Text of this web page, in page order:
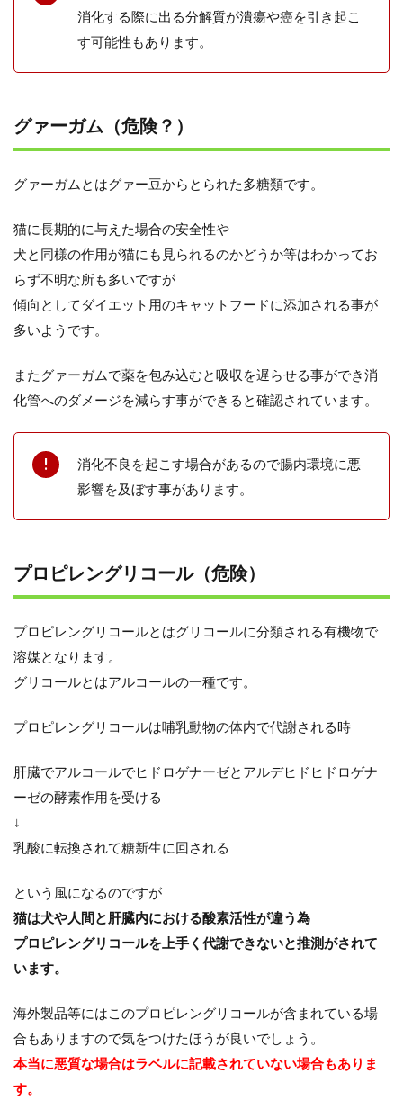
消化する際に出る分解質が潰瘍や癌を引き起こ
す可能性もあります。
グァーガム（危険？）
グァーガムとはグァー豆からとられた多糖類です。
猫に長期的に与えた場合の安全性や
犬と同様の作用が猫にも見られるのかどうか等はわかってお
らず不明な所も多いですが
傾向としてダイエット用のキャットフードに添加される事が
多いようです。
またグァーガムで薬を包み込むと吸収を遅らせる事ができ消
化管へのダメージを減らす事ができると確認されています。
消化不良を起こす場合があるので腸内環境に悪
影響を及ぼす事があります。
プロピレングリコール（危険）
プロピレングリコールとはグリコールに分類される有機物で
溶媒となります。
グリコールとはアルコールの一種です。
プロピレングリコールは哺乳動物の体内で代謝される時
肝臓でアルコールでヒドロゲナーゼとアルデヒドヒドロゲナ
ーゼの酵素作用を受ける
↓
乳酸に転換されて糖新生に回される
という風になるのですが
猫は犬や人間と肝臓内における酸素活性が違う為
プロピレングリコールを上手く代謝できないと推測がされて
います。
海外製品等にはこのプロピレングリコールが含まれている場
合もありますので気をつけたほうが良いでしょう。
本当に悪質な場合はラベルに記載されていない場合もありま
す。